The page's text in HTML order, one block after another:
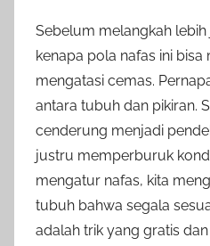
Sebelum melangkah
kenapa pola nafas ini
mengatasi cemas.
antara tubuh dan pikiran.
cenderung menjadi
justru memperburuk
mengatur nafas, kita
tubuh bahwa segala
adalah trik yang gratis